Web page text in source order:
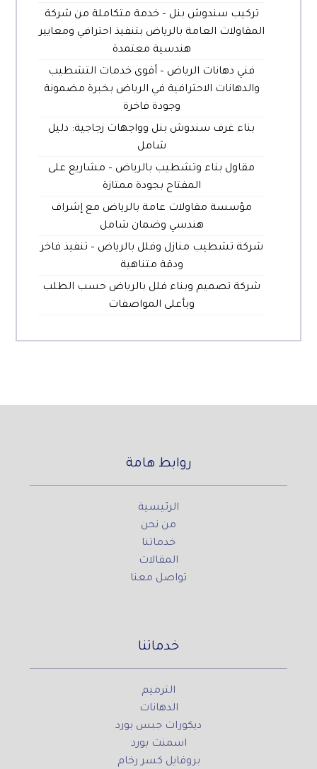
تركيب سندوش بنل – خدمة متكاملة من شركة
المقاولات العامة بالرياض بتنفيذ احترافي ومعايير
هندسية معتمدة
فني دهانات الرياض – أقوى خدمات التشطيب
والدهانات الاحترافية في الرياض بخبرة مضمونة
وجودة فاخرة
بناء غرف سندوش بنل وواجهات زجاجية: دليل
شامل
مقاول بناء وتشطيب بالرياض – مشاريع على
المفتاح بجودة ممتازة
مؤسسة مقاولات عامة بالرياض مع إشراف
هندسي وضمان شامل
شركة تشطيب منازل وفلل بالرياض – تنفيذ فاخر
ودقة متناهية
شركة تصميم وبناء فلل بالرياض حسب الطلب
وبأعلى المواصفات
روابط هامة
الرئيسية
من نحن
خدماتنا
المقالات
تواصل معنا
خدماتنا
الترميم
الدهانات
ديكورات جبس بورد
اسمنت بورد
بروفايل كسر رخام